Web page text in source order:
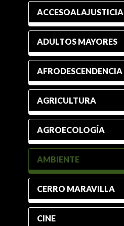
ACCESOALAJUSTICIA
ADULTOS MAYORES
AFRODESCENDENCIA
AGRICULTURA
AGROECOLOGÍA
AMBIENTE
CERRO MARAVILLA
CINE